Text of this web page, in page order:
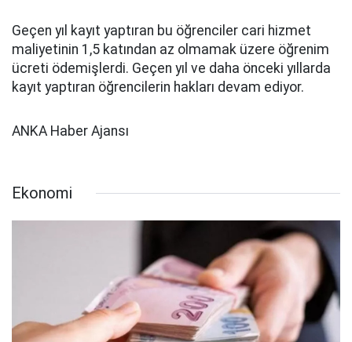
Geçen yıl kayıt yaptıran bu öğrenciler cari hizmet
maliyetinin 1,5 katından az olmamak üzere öğrenim
ücreti ödemişlerdi. Geçen yıl ve daha önceki yıllarda
kayıt yaptıran öğrencilerin hakları devam ediyor.
ANKA Haber Ajansı
Ekonomi